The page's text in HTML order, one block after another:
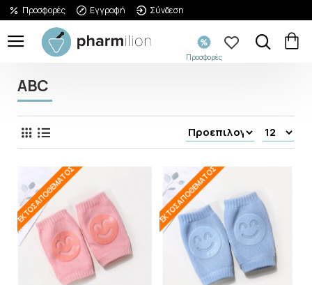
Προσφορές Εγγραφή Σύνδεση
Προσφορές
ABC
ΕΚΤΌΣ ΑΠΟΘΈΜΑΤΟΣ ΕΚΤΌΣ ΑΠΟΘΈΜΑΤΟΣ